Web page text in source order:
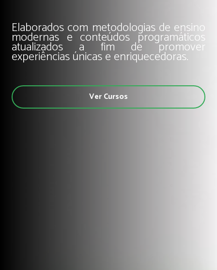
Elaborados com metodologias de ensino
modernas e conteúdos programáticos
atualizados a fim de promover
experiências únicas e enriquecedoras.
Ver Cursos